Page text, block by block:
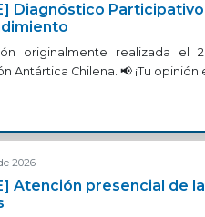
Diagnóstico
originalmente realizada
Antártica Chilena. 📢 ¡Tu
2026
Atención presencial de